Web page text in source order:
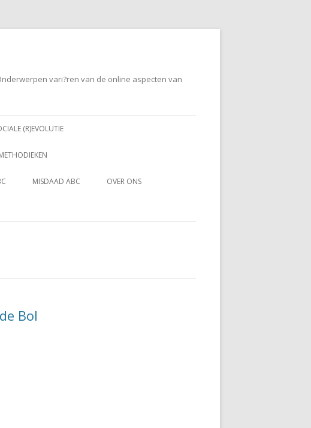
vari?ren van de online aspecten van
(R)EVOLUTIE
MISDAAD ABC OVER ONS
Bol